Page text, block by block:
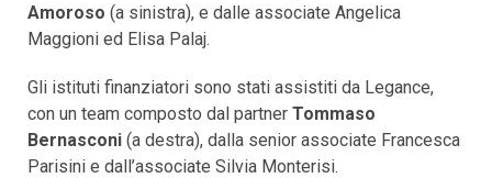
Amoroso (a sinistra), e dalle associate Angelica
Maggioni ed Elisa Palaj.
Gli istituti finanziatori sono stati assistiti da Legance,
con un team composto dal partner Tommaso
Bernasconi (a destra), dalla senior associate Francesca
Parisini e dall’associate Silvia Monterisi.